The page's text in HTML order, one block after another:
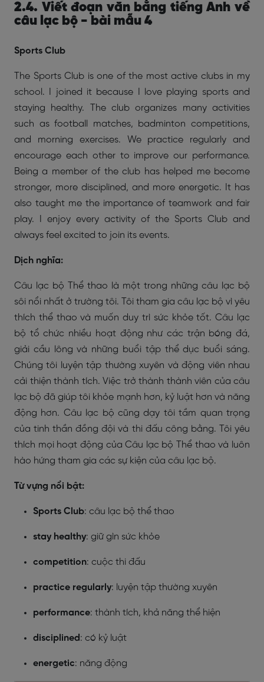
2.4. Viết đoạn văn bằng tiếng Anh về
câu lạc bộ - bài mẫu 4
Sports Club
The Sports Club is one of the most active clubs in my
school. I joined it because I love playing sports and
staying healthy. The club organizes many activities
such as football matches, badminton competitions,
and morning exercises. We practice regularly and
encourage each other to improve our performance.
Being a member of the club has helped me become
stronger, more disciplined, and more energetic. It has
also taught me the importance of teamwork and fair
play. I enjoy every activity of the Sports Club and
always feel excited to join its events.
Dịch nghĩa:
Câu lạc bộ Thể thao là một trong những câu lạc bộ
sôi nổi nhất ở trường tôi. Tôi tham gia câu lạc bộ vì yêu
thích thể thao và muốn duy trì sức khỏe tốt. Câu lạc
bộ tổ chức nhiều hoạt động như các trận bóng đá,
giải cầu lông và những buổi tập thể dục buổi sáng.
Chúng tôi luyện tập thường xuyên và động viên nhau
cải thiện thành tích. Việc trở thành thành viên của câu
lạc bộ đã giúp tôi khỏe mạnh hơn, kỷ luật hơn và năng
động hơn. Câu lạc bộ cũng dạy tôi tầm quan trọng
của tinh thần đồng đội và thi đấu công bằng. Tôi yêu
thích mọi hoạt động của Câu lạc bộ Thể thao và luôn
hào hứng tham gia các sự kiện của câu lạc bộ.
Từ vựng nổi bật:
Sports Club: câu lạc bộ thể thao
stay healthy: giữ gìn sức khỏe
competition: cuộc thi đấu
practice regularly: luyện tập thường xuyên
performance: thành tích, khả năng thể hiện
disciplined: có kỷ luật
energetic: năng động